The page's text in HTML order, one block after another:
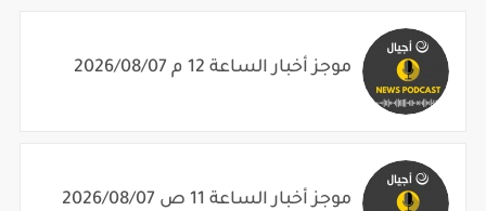
موجز أخبار الساعة 12 م 2026/08/07
موجز أخبار الساعة 11 ص 2026/08/07